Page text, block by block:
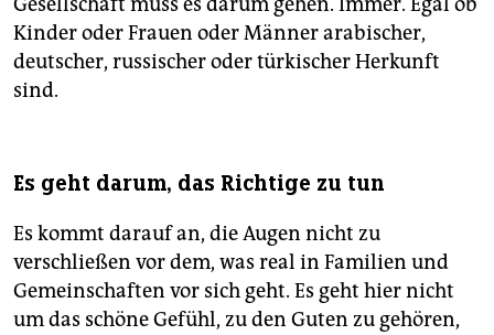
Kinder oder Frauen oder Männer arabischer,
deutscher, russischer oder türkischer Herkunft
sind.
Es geht darum, das Richtige zu tun
Es kommt darauf an, die Augen nicht zu
verschließen vor dem, was real in Familien und
Gemeinschaften vor sich geht. Es geht hier nicht
um das schöne Gefühl, zu den Guten zu gehören,